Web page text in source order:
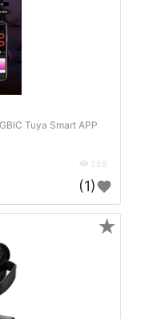
Tuya Smart APP
258
(1)
★